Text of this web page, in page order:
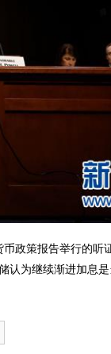
政策报告举行的听
认为继续渐进加息